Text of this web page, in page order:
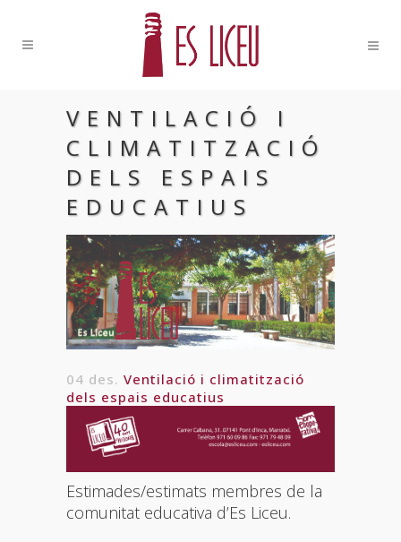
VENTILACIÓ I
CLIMATITZACIÓ
DELS ESPAIS
EDUCATIUS
04 des. Ventilació i climatització
dels espais educatius
Estimades/estimats membres de la
comunitat educativa d’Es Liceu.